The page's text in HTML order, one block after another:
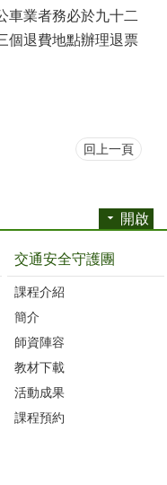
業者務必於九十二
個退費地點辦理退票
回上一頁
開啟
交通安全守護團
課程介紹
簡介
師資陣容
教材下載
活動成果
課程預約